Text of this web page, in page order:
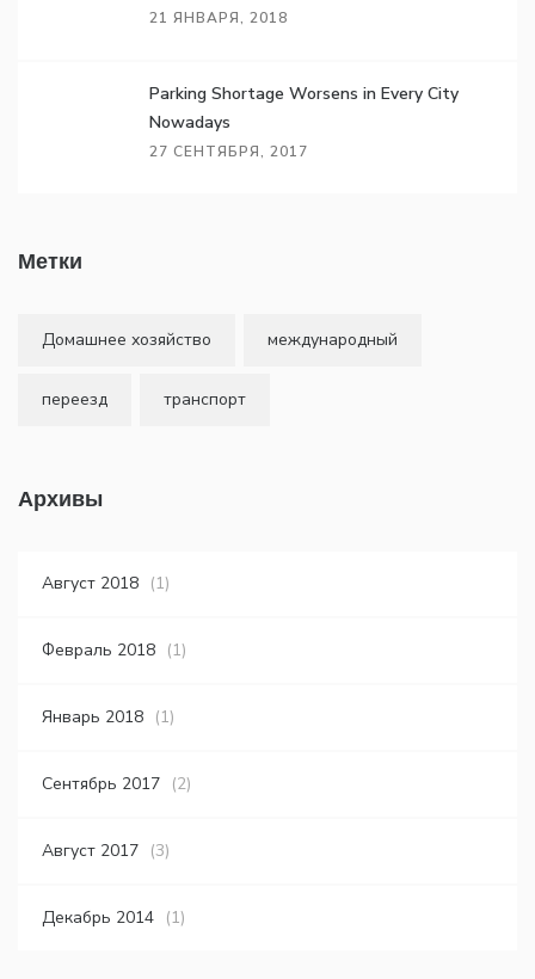
21 ЯНВАРЯ, 2018
Parking Shortage Worsens in Every City
Nowadays
27 СЕНТЯБРЯ, 2017
Метки
Домашнее хозяйство международный
переезд транспорт
Архивы
Август 2018 (1)
Февраль 2018 (1)
Январь 2018 (1)
Сентябрь 2017 (2)
Август 2017 (3)
Декабрь 2014 (1)